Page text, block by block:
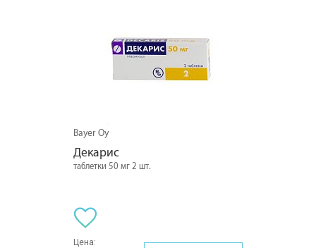
Bayer Oy
Декарис
таблетки 50 мг 2 шт.
Цена: